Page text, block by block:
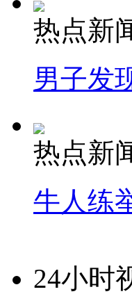
热点新
男子发
热点新
牛人练
24小时